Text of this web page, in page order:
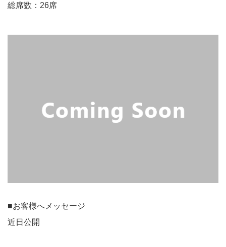
総席数：26席
■お客様へメッセージ
近日公開